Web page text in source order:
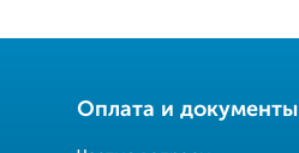
Оплата и документы